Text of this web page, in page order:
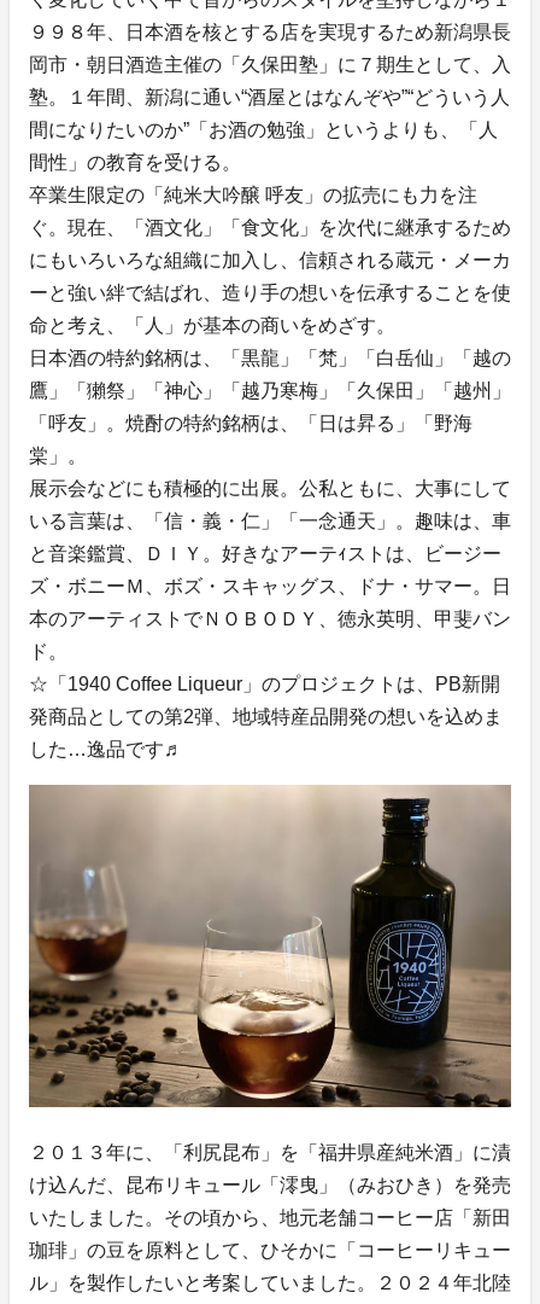
９９８年、日本酒を核とする店を実現するため新潟県長
岡市・朝日酒造主催の「久保田塾」に７期生として、入
塾。１年間、新潟に通い“酒屋とはなんぞや”“どういう人
間になりたいのか”「お酒の勉強」というよりも、「人
間性」の教育を受ける。
卒業生限定の「純米大吟醸 呼友」の拡売にも力を注
ぐ。現在、「酒文化」「食文化」を次代に継承するため
にもいろいろな組織に加入し、信頼される蔵元・メーカ
ーと強い絆で結ばれ、造り手の想いを伝承することを使
命と考え、「人」が基本の商いをめざす。
日本酒の特約銘柄は、「黒龍」「梵」「白岳仙」「越の
鷹」「獺祭」「神心」「越乃寒梅」「久保田」「越州」
「呼友」。焼酎の特約銘柄は、「日は昇る」「野海
棠」。
展示会などにも積極的に出展。公私ともに、大事にして
いる言葉は、「信・義・仁」「一念通天」。趣味は、車
と音楽鑑賞、ＤＩＹ。好きなアーテｨストは、ビージー
ズ・ボニーＭ、ボズ・スキャッグス、ドナ・サマー。日
本のアーティストでＮＯＢＯＤＹ、徳永英明、甲斐バン
ド。
☆「1940 Coffee Liqueur」のプロジェクトは、PB新開
発商品としての第2弾、地域特産品開発の想いを込めま
した…逸品です♬
２０１３年に、「利尻昆布」を「福井県産純米酒」に漬
け込んだ、昆布リキュール「澪曳」（みおひき）を発売
いたしました。その頃から、地元老舗コーヒー店「新田
珈琲」の豆を原料として、ひそかに「コーヒーリキュー
ル」を製作したいと考案していました。２０２４年北陸